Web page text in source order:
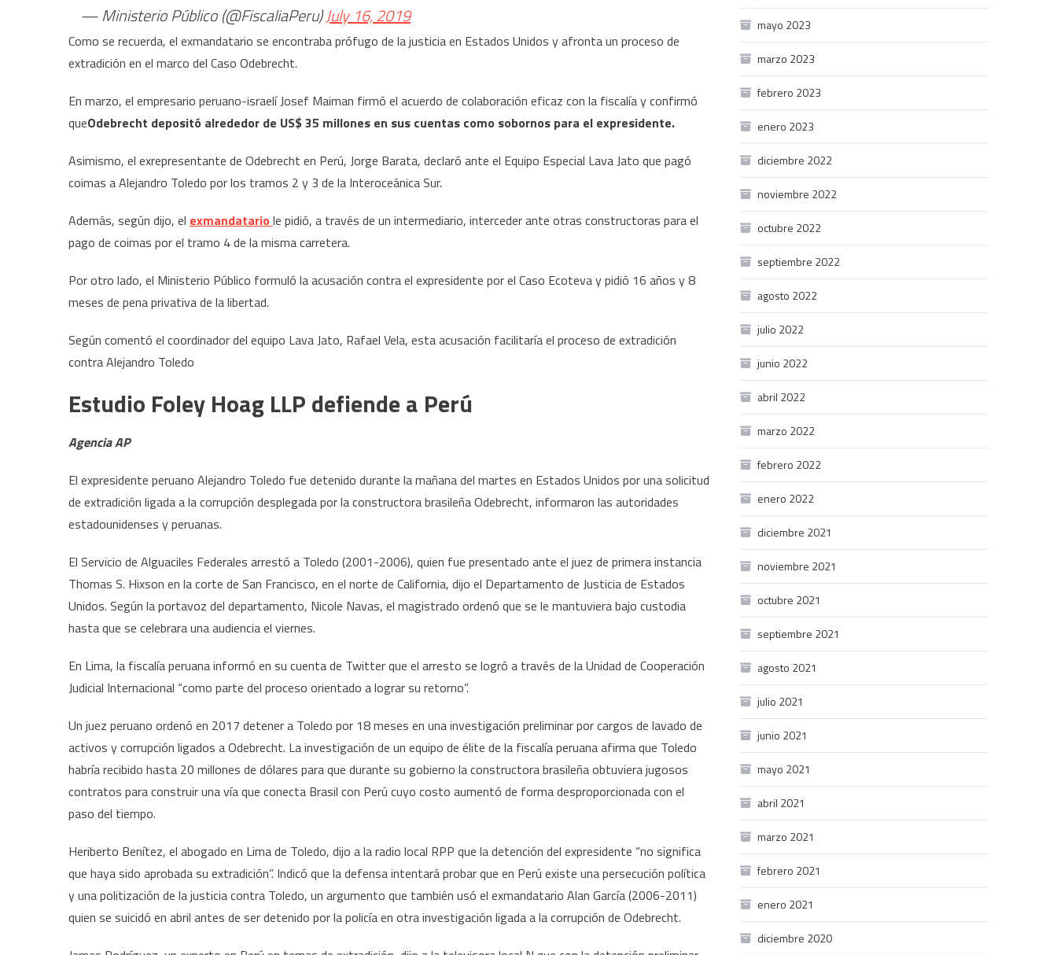
— Ministerio Público (@FiscaliaPeru)July 16, 2019
Como se recuerda, el exmandatario se encontraba prófugo de la justicia en Estados Unidos y afronta un proceso de
extradición en el marco del Caso Odebrecht.
En marzo, el empresario peruano-israelí Josef Maiman firmó el acuerdo de colaboración eficaz con la fiscalía y confirmó
queOdebrecht depositó alrededor de US$ 35 millones en sus cuentas como sobornos para el expresidente.
Asimismo, el exrepresentante de Odebrecht en Perú, Jorge Barata, declaró ante el Equipo Especial Lava Jato que pagó
coimas a Alejandro Toledo por los tramos 2 y 3 de la Interoceánica Sur.
Además, según dijo, el exmandatario le pidió, a través de un intermediario, interceder ante otras constructoras para el
pago de coimas por el tramo 4 de la misma carretera.
Por otro lado, el Ministerio Público formuló la acusación contra el expresidente por el Caso Ecoteva y pidió 16 años y 8
meses de pena privativa de la libertad.
Según comentó el coordinador del equipo Lava Jato, Rafael Vela, esta acusación facilitaría el proceso de extradición
contra Alejandro Toledo
Estudio Foley Hoag LLP defiende a Perú
Agencia AP
El expresidente peruano Alejandro Toledo fue detenido durante la mañana del martes en Estados Unidos por una solicitud
de extradición ligada a la corrupción desplegada por la constructora brasileña Odebrecht, informaron las autoridades
estadounidenses y peruanas.
El Servicio de Alguaciles Federales arrestó a Toledo (2001-2006), quien fue presentado ante el juez de primera instancia
Thomas S. Hixson en la corte de San Francisco, en el norte de California, dijo el Departamento de Justicia de Estados
Unidos. Según la portavoz del departamento, Nicole Navas, el magistrado ordenó que se le mantuviera bajo custodia
hasta que se celebrara una audiencia el viernes.
En Lima, la fiscalía peruana informó en su cuenta de Twitter que el arresto se logró a través de la Unidad de Cooperación
Judicial Internacional “como parte del proceso orientado a lograr su retorno”.
Un juez peruano ordenó en 2017 detener a Toledo por 18 meses en una investigación preliminar por cargos de lavado de
activos y corrupción ligados a Odebrecht. La investigación de un equipo de élite de la fiscalía peruana afirma que Toledo
habría recibido hasta 20 millones de dólares para que durante su gobierno la constructora brasileña obtuviera jugosos
contratos para construir una vía que conecta Brasil con Perú cuyo costo aumentó de forma desproporcionada con el
paso del tiempo.
Heriberto Benítez, el abogado en Lima de Toledo, dijo a la radio local RPP que la detención del expresidente “no significa
que haya sido aprobada su extradición”. Indicó que la defensa intentará probar que en Perú existe una persecución política
y una politización de la justicia contra Toledo, un argumento que también usó el exmandatario Alan García (2006-2011)
quien se suicidó en abril antes de ser detenido por la policía en otra investigación ligada a la corrupción de Odebrecht.
mayo 2023
marzo 2023
febrero 2023
enero 2023
diciembre 2022
noviembre 2022
octubre 2022
septiembre 2022
agosto 2022
julio 2022
junio 2022
abril 2022
marzo 2022
febrero 2022
enero 2022
diciembre 2021
noviembre 2021
octubre 2021
septiembre 2021
agosto 2021
julio 2021
junio 2021
mayo 2021
abril 2021
marzo 2021
febrero 2021
enero 2021
diciembre 2020